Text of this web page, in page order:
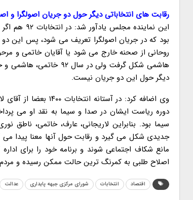
رقابت های انتخاباتی دیگر حول دو جریان اصولگرا
این
هاشمی شکل گرفت ولی
دیگر حول این دو جریان نیست.
وی اضافه کرد: در
دوره ریاست ایشان در صدا و سیما به نقد او می
سیما بود. بنابراین لاریجانی، عارف، خاتمی،
جدیدی شکل می گیرد و رقابت حول آنها معنا پیدا
مانع شکاف اجتماعی شوند و برنامه خود را برای
اصلاح طلبی به کمرنگ ترین حالت ممکن رسیده و
اقتصاد انتخابات شورای مرکزی جبهه پایداری عدالت